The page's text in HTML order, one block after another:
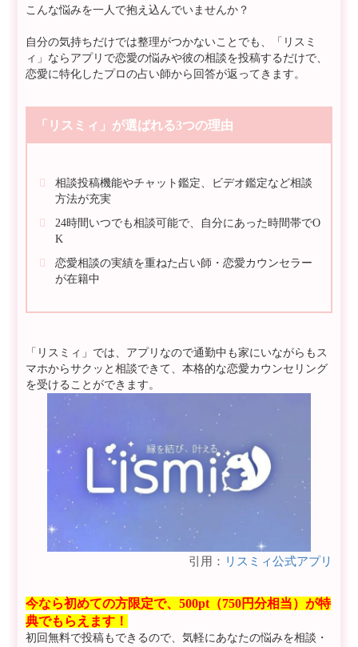
こんな悩みを一人で抱え込んでいませんか？
自分の気持ちだけでは整理がつかないことでも、「リスミ
ィ」ならアプリで恋愛の悩みや彼の相談を投稿するだけで、
恋愛に特化したプロの占い師から回答が返ってきます。
「リスミィ」が選ばれる3つの理由
相談投稿機能やチャット鑑定、ビデオ鑑定など相談
方法が充実
24時間いつでも相談可能で、自分にあった時間帯でO
K
恋愛相談の実績を重ねた占い師・恋愛カウンセラー
が在籍中
「リスミィ」では、アプリなので通勤中も家にいながらもス
マホからサクッと相談できて、本格的な恋愛カウンセリング
を受けることができます。
引用： リスミィ公式アプリ
今なら初めての方限定で、500pt（750円分相当）が特
典でもらえます！
初回無料で投稿もできるので、気軽にあなたの悩みを相談・